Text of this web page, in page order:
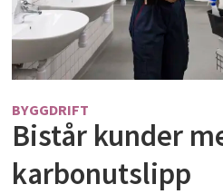
BYGGDRIFT
Bistår kunder
karbonutslipp